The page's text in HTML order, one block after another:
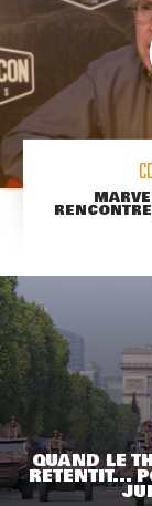
QUAND LE
RETENTIT...